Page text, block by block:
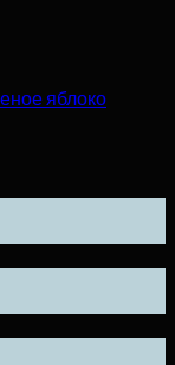
яблоко